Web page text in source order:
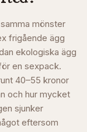
mönster
frigående ägg
ekologiska ägg
en sexpack.
40–55 kronor
och hur mycket
sjunker
eftersom